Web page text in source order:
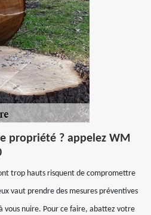
propriété ? appelez WM
trop hauts risquent de compromettre
vaut prendre des mesures préventives
vous nuire. Pour ce faire, abattez votre